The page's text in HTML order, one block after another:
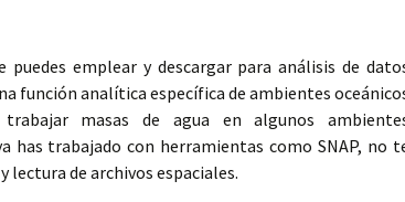
puedes emplear y descargar para análisis de
función analítica específica de ambientes
masas de agua en algunos
has trabajado con herramientas como SNAP, no
lectura de archivos espaciales.